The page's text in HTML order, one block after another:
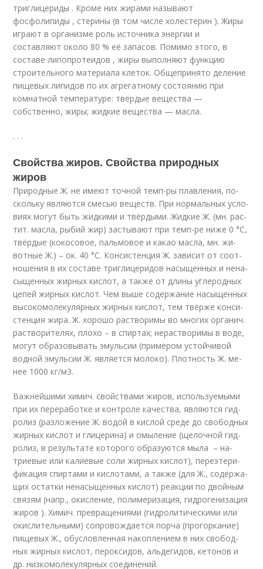
триглицериды . Кроме них жирами называют
фосфолипиды , стерины (в том числе холестерин ). Жиры
играют в организме роль источника энергии и
составляют около 80 % её запасов. Помимо этого, в
составе липопротеидов , жиры выполняют функцию
строительного материала клеток. Общепринято деление
пищевых липидов по их агрегатному состоянию при
комнатной температуре: твёрдые вещества —
собственно, жиры; жидкие вещества — масла.
. . .
Свойства жиров. Свойства природных
жиров
При­род­ные Ж. не име­ют точ­ной темп-ры плав­ле­ния, по­
сколь­ку яв­ля­ют­ся сме­сью ве­ществ. При нор­маль­ных ус­ло­
ви­ях мо­гут быть жид­ки­ми и твёр­ды­ми. Жид­кие Ж. (мн. рас­
тит. мас­ла, ры­бий жир) за­сты­ва­ют при темп-ре ни­же 0 °C,
твёр­дые (ко­ко­со­вое, паль­мо­вое и ка­као мас­ла, мн. жи­
вот­ные Ж.) – ок. 40 °C. Кон­си­стен­ция Ж. за­ви­сит от со­от­
но­ше­ния в их со­ста­ве триг­ли­це­ри­дов на­сы­щен­ных и не­на­
сы­щен­ных жир­ных ки­слот, а так­же от дли­ны уг­ле­род­ных
це­пей жир­ных ки­слот. Чем вы­ше со­дер­жа­ние на­сы­щен­ных
вы­со­ко­мо­ле­ку­ляр­ных жир­ных ки­слот, тем твёр­же кон­си­
стен­ция жи­ра. Ж. хо­ро­шо рас­тво­ри­мы во мно­гих ор­га­нич.
рас­тво­ри­те­лях, пло­хо – в спир­тах; не­рас­тво­ри­мы в во­де,
мо­гут об­ра­зо­вы­вать эмуль­сии (при­ме­ром ус­той­чи­вой
вод­ной эмуль­сии Ж. яв­ля­ет­ся мо­ло­ко). Плот­ность Ж. ме­
нее 1000 кг/м3.
Важ­ней­ши­ми хи­мич. свой­ст­ва­ми жи­ров, ис­поль­зуе­мы­ми
при их пе­ре­ра­бот­ке и кон­тро­ле ка­че­ст­ва, яв­ля­ют­ся гид­
ро­лиз (раз­ло­же­ние Ж. во­дой в ки­слой сре­де до сво­бод­ных
жир­ных ки­слот и гли­це­ри­на) и омы­ле­ние (ще­лоч­ной гид­
ро­лиз, в ре­зуль­та­те ко­то­ро­го об­ра­зу­ют­ся мы­ла – на­
трие­вые или ка­лие­вые со­ли жир­ных ки­слот), пе­ре­эте­ри­
фи­ка­ция спир­та­ми и ки­сло­та­ми, а так­же (для Ж., со­дер­жа­
щих ос­тат­ки не­на­сы­щен­ных ки­слот) ре­ак­ции по двой­ным
свя­зям (напр., окис­ле­ние, по­ли­ме­ри­за­ция, гид­ро­ге­ни­за­ция
жи­ров ). Хи­мич. пре­вра­ще­ния­ми (гид­ро­ли­ти­че­ски­ми или
окис­ли­тель­ны­ми) со­про­во­ж­да­ет­ся пор­ча (про­гор­ка­ние)
пи­ще­вых Ж., обу­слов­лен­ная на­ко­п­ле­ни­ем в них сво­бод­
ных жир­ных ки­слот, пе­рок­си­дов, аль­де­ги­дов, ке­то­нов и
др. низ­ко­мо­ле­ку­ляр­ных со­еди­не­ний.